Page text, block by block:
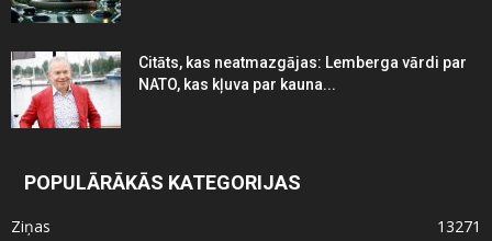
Citāts, kas neatmazgājas: Lemberga vārdi par
NATO, kas kļuva par kauna...
POPULĀRĀKĀS KATEGORIJAS
Ziņas
13271